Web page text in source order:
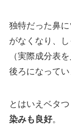
独特だった鼻
がなくなり、
（実際成分表
後ろになってい
とはいえベタ
染みも良好。